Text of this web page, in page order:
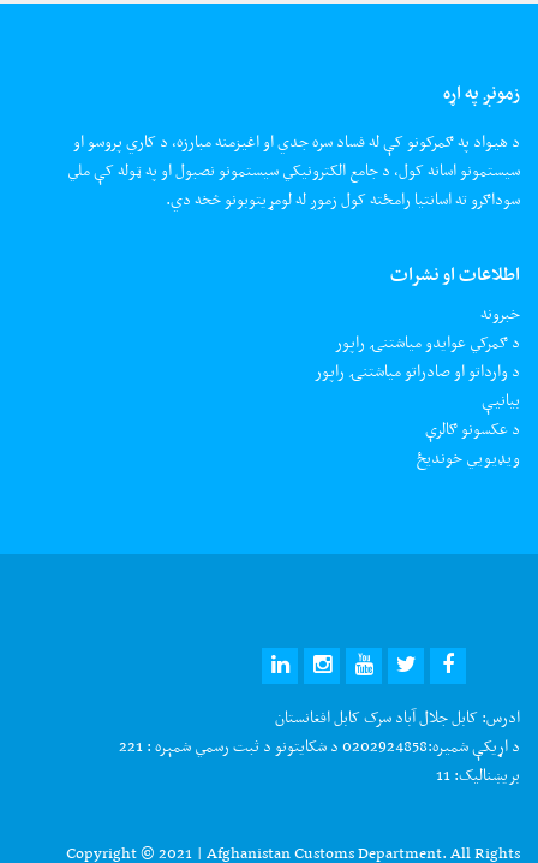
زمونږ په اړه
د هیواد په ګمرکونو کې له فساد سره جدي او اغیزمنه مبارزه، د کاري پروسو او
سیستمونو اسانه کول، د جامع الکترونیکي سیستمونو نصبول او په ټوله کې ملي
سوداګرو ته اسانتیا رامځته کول زموږ له لومړیتوبونو څخه دي.
اطلاعات او نشرات
خبرونه
د ګمرکي عوایدو میاشتنۍ راپور
د وارداتو او صادراتو میاشتنۍ راپور
بیانیې
د عکسونو ګالرې
ويډيويي خونديځ
ادرس:کابل جلال آباد سرک کابل افغانستان
د اړیکې شمیره:0202924858 د شکایتونو د ثبت رسمي شمېره : 221
بریښنالیک:
Copyright © 2021 | Afghanistan Customs Department. All Rights